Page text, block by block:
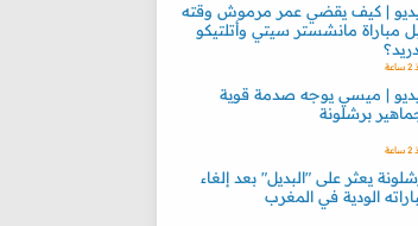
| كيف يقضي عمر مرموش وقته
مباراة مانشستر سيتي وأتلتيكو
| ميسي يوجه صدمة قوية
برشلونة
يعثر على "البديل" بعد إلغاء
الودية في المغرب